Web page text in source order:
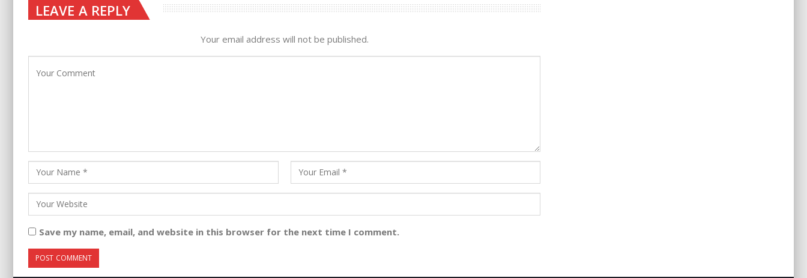
LEAVE A REPLY
Your email address will not be published.
Save my name, email, and website in this browser for the next time I comment.